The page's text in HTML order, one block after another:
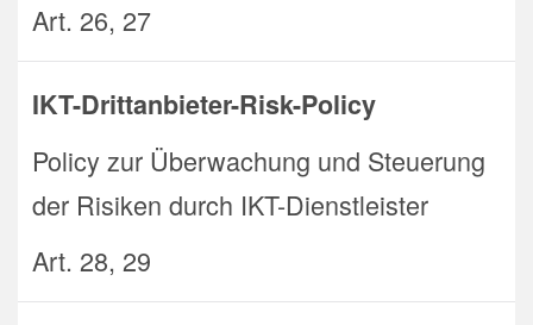
Art. 26, 27
IKT-Drittanbieter-Risk-Policy
Policy zur Überwachung und Steuerung
der Risiken durch IKT-Dienstleister
Art. 28, 29